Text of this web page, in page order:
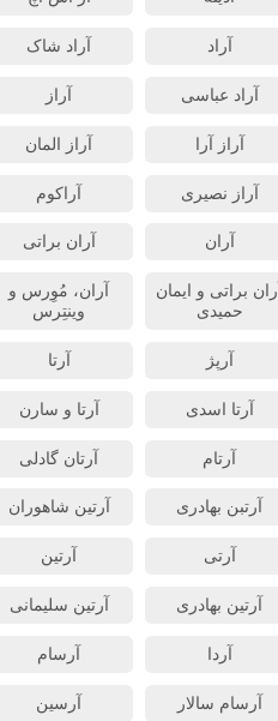
آراد آراد شاک
آراد عباسی آراز
آراز آرا آراز المان
آراز نصیری آراکوم
آران آران براتی
آران براتی و ایمان
حمیدی
آران، مُوِرس و
وینتِرس
آرپژ آرتا
آرتا اسدی آرتا و سارن
آرتام آرتان گادلی
آرتبن بهادری آرتين شاهوران
آرتی آرتین
آرتین بهادری آرتین سلیمانی
آردا آرسام
آرسام سالار آرسین